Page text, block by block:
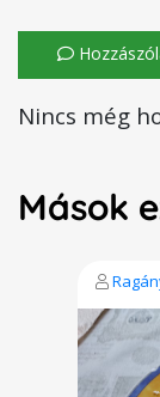
Nincs még
Mások